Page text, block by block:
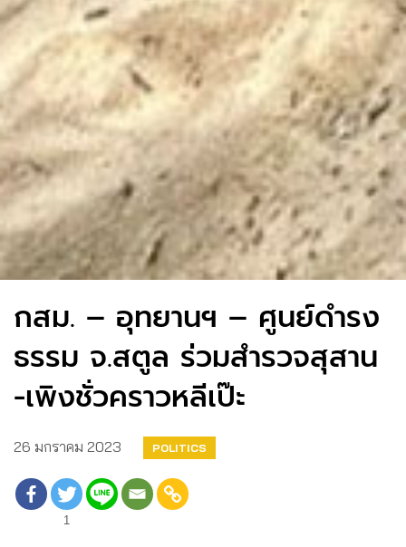
กสม. – อุทยานฯ – ศูนย์ดำรง
ธรรม จ.สตูล ร่วมสำรวจสุสาน
-เพิงชั่วคราวหลีเป๊ะ
26 มกราคม 2023 POLITICS
1